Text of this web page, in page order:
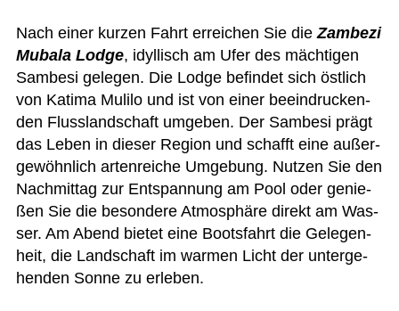
Nach einer kur­zen Fahrt errei­chen Sie dieZam­bezi
Mubala Lodge, idyl­lisch am Ufer des mäch­ti­gen
Sam­besi gele­gen. Die Lodge befin­det sich öst­lich
von Katima Mulilo und ist von einer beein­dru­cken­
den Fluss­land­schaft umge­ben. Der Sam­besi prägt
das Leben in die­ser Region und schafft eine außer­
ge­wöhn­lich arten­rei­che Umge­bung. Nut­zen Sie den
Nach­mit­tag zur Ent­span­nung am Pool oder genie­
ßen Sie die beson­dere Atmo­sphäre direkt am Was­
ser. Am Abend bie­tet eine Boots­fahrt die Gele­gen­
heit, die Land­schaft im war­men Licht der unter­ge­
hen­den Sonne zu erleben.